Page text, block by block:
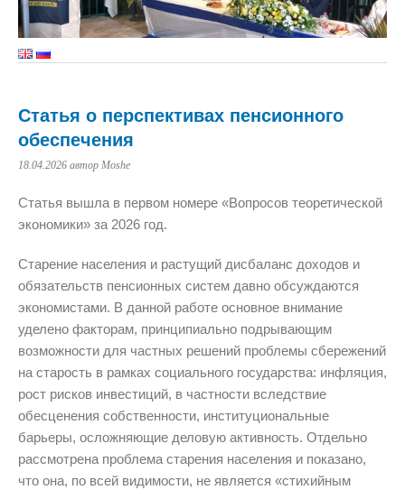
Статья о перспективах пенсионного
обеспечения
18.04.2026 автор Moshe
Статья вышла в первом номере «Вопросов теоретической
экономики» за 2026 год.
Старение населения и растущий дисбаланс доходов и
обязательств пенсионных систем давно обсуждаются
экономистами. В данной работе основное внимание
уделено факторам, принципиально подрывающим
возможности для частных решений проблемы сбережений
на старость в рамках социального государства: инфляция,
рост рисков инвестиций, в частности вследствие
обесценения собственности, институциональные
барьеры, осложняющие деловую активность. Отдельно
рассмотрена проблема старения населения и показано,
что она, по всей видимости, не является «стихийным